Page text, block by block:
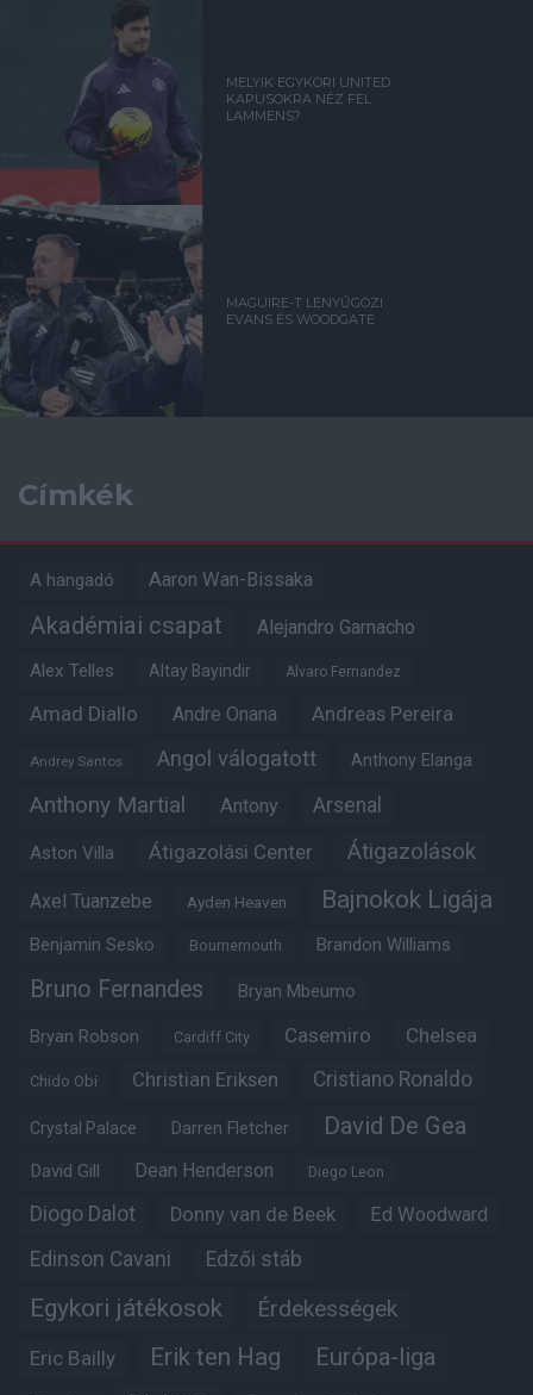
MELYIK EGYKORI UNITED
KAPUSOKRA NÉZ FEL
LAMMENS?
MAGUIRE-T LENYŰGÖZI
EVANS ÉS WOODGATE
Címkék
A hangadó Aaron Wan-Bissaka
Akadémiai csapat Alejandro Garnacho
Alex Telles Altay Bayindir Alvaro Fernandez
Amad Diallo Andre Onana Andreas Pereira
Andrey Santos Angol válogatott Anthony Elanga
Anthony Martial Antony Arsenal
Aston Villa Átigazolási Center Átigazolások
Axel Tuanzebe Ayden Heaven Bajnokok Ligája
Benjamin Sesko Bournemouth Brandon Williams
Bruno Fernandes Bryan Mbeumo
Bryan Robson Cardiff City Casemiro Chelsea
Chido Obi Christian Eriksen Cristiano Ronaldo
Crystal Palace Darren Fletcher David De Gea
David Gill Dean Henderson Diego Leon
Diogo Dalot Donny van de Beek Ed Woodward
Edinson Cavani Edzői stáb
Egykori játékosok Érdekességek
Eric Bailly Erik ten Hag Európa-liga